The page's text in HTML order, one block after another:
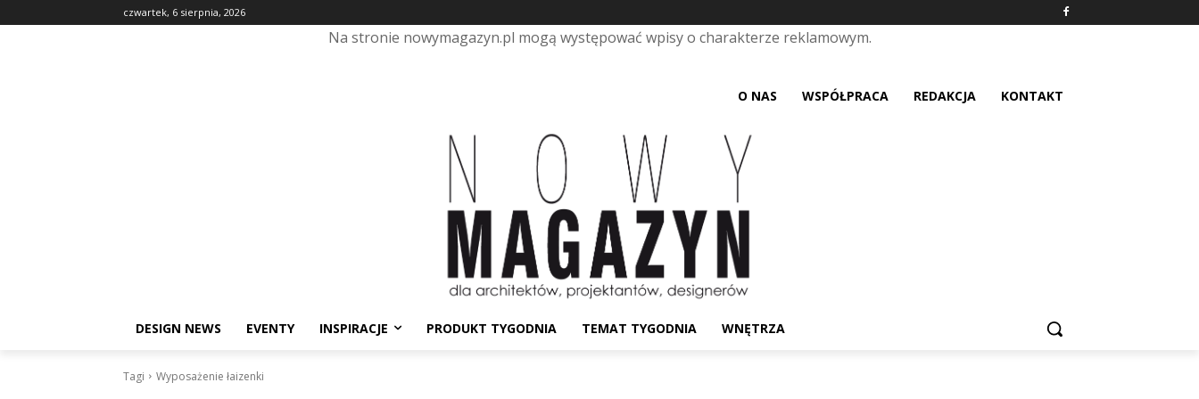
czwartek, 6 sierpnia, 2026
Na stronie nowymagazyn.pl mogą występować wpisy o charakterze reklamowym.
O NAS WSPÓŁPRACA REDAKCJA KONTAKT
DESIGN NEWS EVENTY INSPIRACJE PRODUKT TYGODNIA TEMAT TYGODNIA WNĘTRZA
Tagi Wyposażenie łaizenki